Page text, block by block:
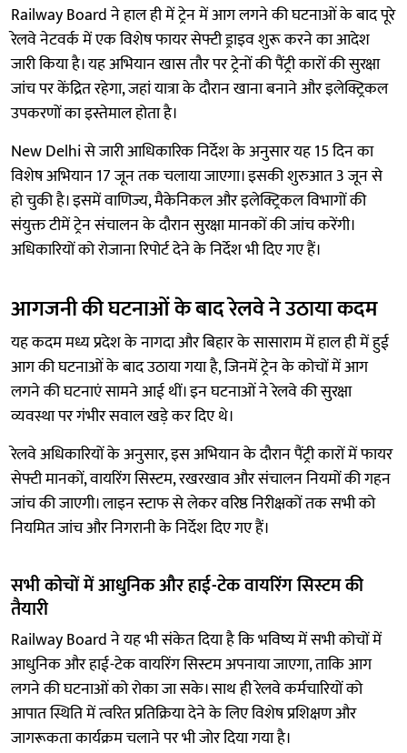
Railway Board ने हाल ही में ट्रेन में आग लगने की घटनाओं के बाद पूरे
रेलवे नेटवर्क में एक विशेष फायर सेफ्टी ड्राइव शुरू करने का आदेश
जारी किया है। यह अभियान खास तौर पर ट्रेनों की पैंट्री कारों की सुरक्षा
जांच पर केंद्रित रहेगा, जहां यात्रा के दौरान खाना बनाने और इलेक्ट्रिकल
उपकरणों का इस्तेमाल होता है।
New Delhi से जारी आधिकारिक निर्देश के अनुसार यह 15 दिन का
विशेष अभियान 17 जून तक चलाया जाएगा। इसकी शुरुआत 3 जून से
हो चुकी है। इसमें वाणिज्य, मैकेनिकल और इलेक्ट्रिकल विभागों की
संयुक्त टीमें ट्रेन संचालन के दौरान सुरक्षा मानकों की जांच करेंगी।
अधिकारियों को रोजाना रिपोर्ट देने के निर्देश भी दिए गए हैं।
आगजनी की घटनाओं के बाद रेलवे ने उठाया कदम
यह कदम मध्य प्रदेश के नागदा और बिहार के सासाराम में हाल ही में हुई
आग की घटनाओं के बाद उठाया गया है, जिनमें ट्रेन के कोचों में आग
लगने की घटनाएं सामने आई थीं। इन घटनाओं ने रेलवे की सुरक्षा
व्यवस्था पर गंभीर सवाल खड़े कर दिए थे।
रेलवे अधिकारियों के अनुसार, इस अभियान के दौरान पैंट्री कारों में फायर
सेफ्टी मानकों, वायरिंग सिस्टम, रखरखाव और संचालन नियमों की गहन
जांच की जाएगी। लाइन स्टाफ से लेकर वरिष्ठ निरीक्षकों तक सभी को
नियमित जांच और निगरानी के निर्देश दिए गए हैं।
सभी कोचों में आधुनिक और हाई-टेक वायरिंग सिस्टम की
तैयारी
Railway Board ने यह भी संकेत दिया है कि भविष्य में सभी कोचों में
आधुनिक और हाई-टेक वायरिंग सिस्टम अपनाया जाएगा, ताकि आग
लगने की घटनाओं को रोका जा सके। साथ ही रेलवे कर्मचारियों को
आपात स्थिति में त्वरित प्रतिक्रिया देने के लिए विशेष प्रशिक्षण और
जागरूकता कार्यक्रम चलाने पर भी जोर दिया गया है।